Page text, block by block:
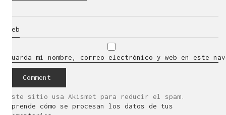
Web
Guarda mi nombre, correo electrónico y web en este
Este sitio usa Akismet para reducir el spam.
Aprende cómo se procesan los datos de tus